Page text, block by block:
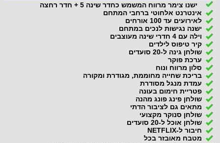
ישנו צימר מרווח המשמש כחדר שינה 5 + חדר רחצה
אינטרנט אלחוטי ברחבי המתחם
לאירועים עד 100 אורחים
ישנה נגישות לנכים במתחם
וילה עם 4 חדרי שינה מעוצבים
קיר טיפוס לילדים
שולחן גינה ל-20 סועדים
ערכת פוקר
סלון מרווח ונוח
בריכת שחייה מחוממת, מגודרת ומקורה
עמדת מנגל מסודרת
פטריית חימום בעונה
שולחן פינג פונג מהנה
מתאים גם לציבור הדתי
שולחן סנוקר מקצועי
שולחן אוכל ל-20 סועדים
חיבור ל-NETFLIX
מטבח מאובזר בכל